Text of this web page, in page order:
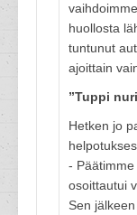
huollosta
tuntunut
ajoittain
”Tuppi
Hetken jo
-
osoittautui
Sen